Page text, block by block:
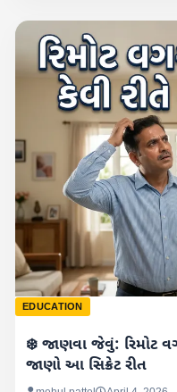
EDUCATION
❄️ જાણવા જેવું: રિમોટ
જાણો આ સિક્રેટ રીત